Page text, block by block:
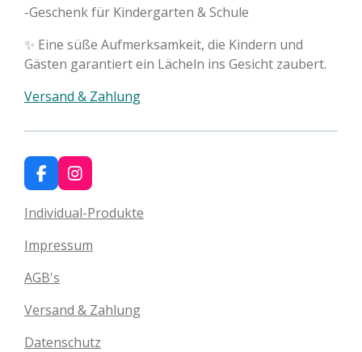
-Geschenk für Kindergarten & Schule
✨ Eine süße Aufmerksamkeit, die Kindern und
Gästen garantiert ein Lächeln ins Gesicht zaubert.
Versand & Zahlung
F
a
c
e
b
o
o
k
I
n
s
t
a
g
m
Individual-Produkte
Impressum
AGB's
Versand & Zahlung
Datenschutz